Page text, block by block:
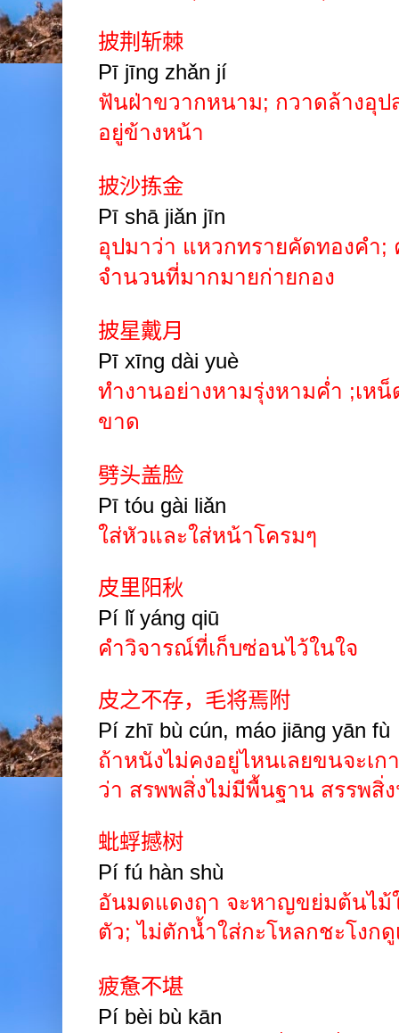
披荆斩棘
Pī jīng zhǎn jí
ฟันฝ่าขวากหนาม; กวาดล้างอุป
อยู่ข้างหน้า
披沙拣金
Pī shā jiǎn jīn
อุปมาว่า แหวกทรายคัดทองคำ;
จำนวนที่มากมายก่ายกอง
披星戴月
Pī xīng dài yuè
ทำงานอย่างหามรุ่งหามค่ำ ;เห
ขาด
劈头盖脸
Pī tóu gài liǎn
ใส่หัวและใส่หน้าโครมๆ
皮里阳秋
Pí lǐ yáng qiū
คำวิจารณ์ที่เก็บซ่อนไว้ในใจ
皮之不存，毛将焉附
Pí zhī bù cún, máo jiāng yān fù
ถ้าหนังไม่คงอยู่ไหนเลยขนจะเก
ว่า สรพพสิ่งไม่มีพื้นฐาน สรรพสิ่
蚍蜉撼树
Pí fú hàn shù
อันมดแดงฤา จะหาญขย่มต้นไม้
ตัว; ไม่ตักน้ำใส่กะโหลกชะโงกดู
疲惫不堪
Pí bèi bù kān